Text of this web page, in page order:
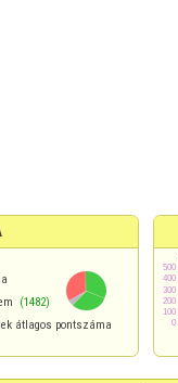
(1482)
átlagos pontszáma